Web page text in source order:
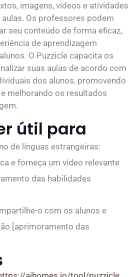
imagens, vídeos e atividades
Os professores podem
seu conteúdo de forma eficaz,
de aprendizagem
O Puzzicle capacita os
suas aulas de acordo com
dos alunos, promovendo
melhorando os resultados
útil para
de línguas estrangeiras:
e forneça um vídeo relevante
das habilidades
o com os alunos e
[aprimoramento das